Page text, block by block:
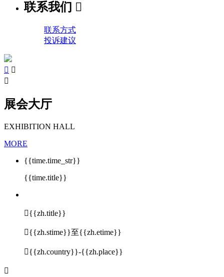
联系我们 
联系方式
投诉建议
 

展会大厅
EXHIBITION HALL
MORE
{{time.time_str}}
{{time.title}}
{{zh.title}}
{{zh.stime}}至{{zh.etime}}
{{zh.country}}-{{zh.place}}
